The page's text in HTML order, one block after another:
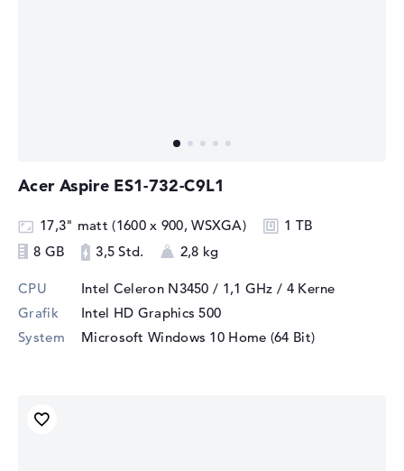
Acer Aspire ES1-732-C9L1
17,3" matt (1600 x 900, WSXGA)
1 TB
8 GB
3,5 Std. 2,8 kg
CPU Intel Celeron N3450 / 1,1 GHz / 4 Kerne
Grafik
Intel HD Graphics 500
System
Microsoft Windows 10 Home (64 Bit)